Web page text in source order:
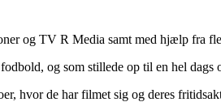
og TV R Media samt med hjælp fra
og som stillede op til en hel
hvor de har filmet sig og deres